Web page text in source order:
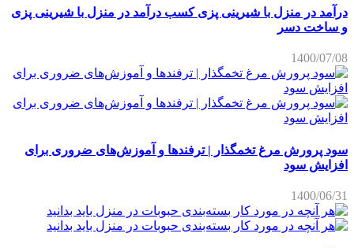
درآمد در منزل با شیرینی پزی کسب درآمد در منزل با شیرینی پزی
و ساخت دسر
1400/07/08
سود پرورش مرغ تخمگذار | ترفندها و آموزش‌های ضروری برای
افزایش سود
1400/06/31